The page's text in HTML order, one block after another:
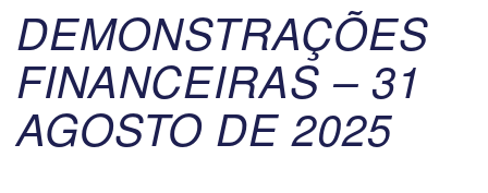
DEMONSTRAÇÕES
FINANCEIRAS – 31
AGOSTO DE 2025